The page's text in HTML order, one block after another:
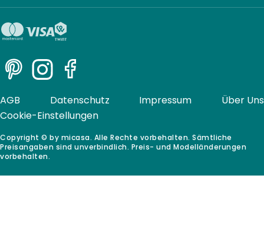
PinterestInstagramFacebook
Copyright © by micasa. Alle Rechte vorbehalten. Sämtliche
Preisangaben sind unverbindlich. Preis- und Modelländerungen
vorbehalten.
AGB Datenschutz Impressum
Über Uns
Cookie-Einstellungen